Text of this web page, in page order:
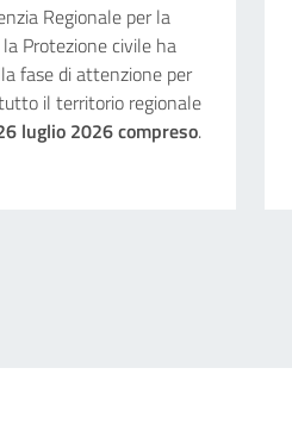
Regionale per la
Protezione civile ha
fase di attenzione per
il territorio regionale
luglio 2026 compreso.